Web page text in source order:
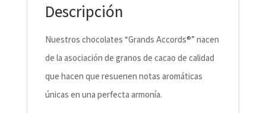
Descripción
Nuestros chocolates “Grands Accords®” nacen
de la asociación de granos de cacao de calidad
que hacen que resuenen notas aromáticas
únicas en una perfecta armonía.